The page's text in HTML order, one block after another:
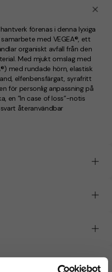
förenas i denna lyxiga
med VEGEA®, ett
organiskt avfall från den
Med mjukt omslag med
med rundade hörn, elastisk
elfenbensfärgat, syrafritt
för personlig anpassning på
en ”In case of loss”-notis
återanvändbar